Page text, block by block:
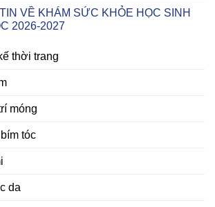
VỀ KHÁM SỨC KHỎE HỌC SINH
2026-2027
thời trang
móng
tóc
da